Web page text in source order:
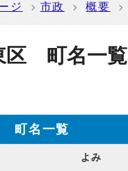
ジ 市政 概要
区 町名一覧
町名一覧
よみ